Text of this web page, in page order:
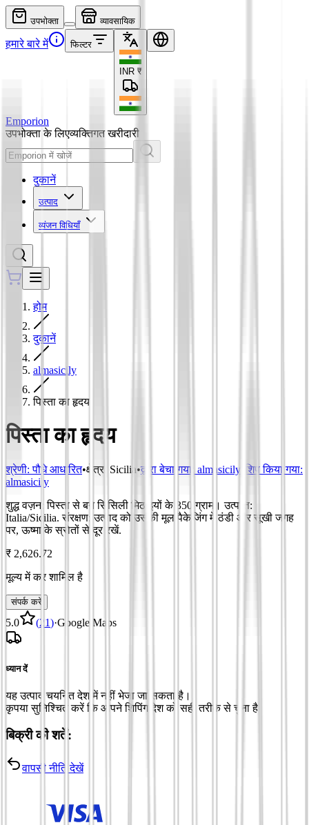
उपभोक्ता व्यावसायिक
हमारे बारे में फिल्टर
INR ₹
Emporion
उपभोक्ता के लिएव्यक्तिगत खरीदारी
दुकानें
उत्पाद
व्यंजन विधियाँ
होम
दुकानें
almasicily
पिस्ता का हृदय
पिस्ता का हृदय
श्रेणी: पौधे आधारित•क्षेत्र Sicilia•द्वारा बेचा गया: almasicily शिप किया गया:
almasicily
शुद्ध वज़न: पिस्ता से बने सिसिली मिठाइयों के 350 ग्राम। उत्पत्ति:
Italia/Sicilia. संरक्षण: उत्पाद को उसकी मूल पैकेजिंग में ठंडी और सूखी जगह
पर, ऊष्मा के स्रोतों से दूर रखें.
₹ 2,626.72
मूल्य में कर शामिल है
संपर्क करें
5.0 (21)·Google Maps
ध्यान दें
यह उत्पाद चयनित देश में नहीं भेजा जा सकता है।
कृपया सुनिश्चित करें कि आपने शिपिंग देश को सही तरीके से चुना है
बिक्री की शर्तें:
वापसी नीति देखें